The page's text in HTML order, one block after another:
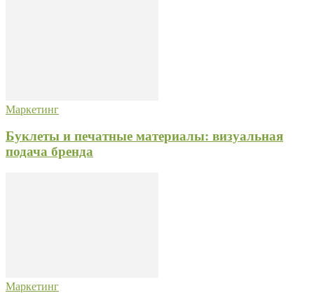
Маркетинг
Буклеты и печатные материалы: визуальная
подача бренда
Маркетинг